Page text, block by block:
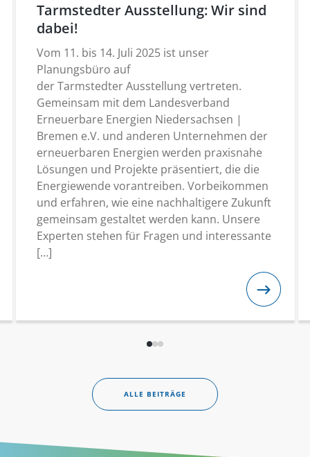
Tarmstedter Ausstellung: Wir sind
dabei!
Vom 11. bis 14. Juli 2025 ist unser
Planungsbüro auf
der Tarmstedter Ausstellung vertreten.
Gemeinsam mit dem Landesverband
Erneuerbare Energien Niedersachsen |
Bremen e.V. und anderen Unternehmen der
erneuerbaren Energien werden praxisnahe
Lösungen und Projekte präsentiert, die die
Energiewende vorantreiben. Vorbeikommen
und erfahren, wie eine nachhaltigere Zukunft
gemeinsam gestaltet werden kann. Unsere
Experten stehen für Fragen und interessante
[…]
ALLE BEITRÄGE